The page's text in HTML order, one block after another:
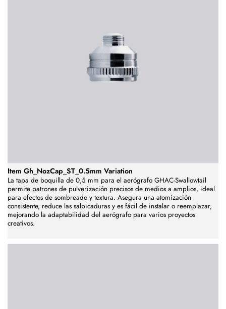
Item Gh_NozCap_ST_0.5mm Variation
La tapa de boquilla de 0,5 mm para el aerógrafo GHAC-Swallowtail
permite patrones de pulverización precisos de medios a amplios, ideal
para efectos de sombreado y textura. Asegura una atomización
consistente, reduce las salpicaduras y es fácil de instalar o reemplazar,
mejorando la adaptabilidad del aerógrafo para varios proyectos
creativos.